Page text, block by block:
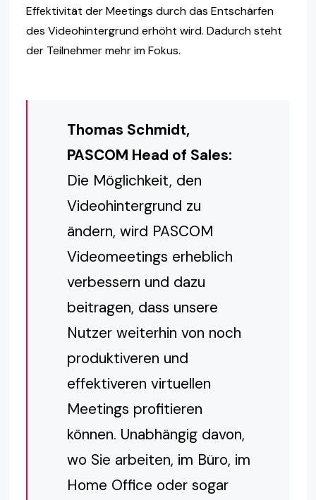
Effektivität der Meetings durch das Entschärfen
des Videohintergrund erhöht wird. Dadurch steht
der Teilnehmer mehr im Fokus.
Thomas Schmidt,
PASCOM Head of Sales:
Die Möglichkeit, den
Videohintergrund zu
ändern, wird PASCOM
Videomeetings erheblich
verbessern und dazu
beitragen, dass unsere
Nutzer weiterhin von noch
produktiveren und
effektiveren virtuellen
Meetings profitieren
können. Unabhängig davon,
wo Sie arbeiten, im Büro, im
Home Office oder sogar